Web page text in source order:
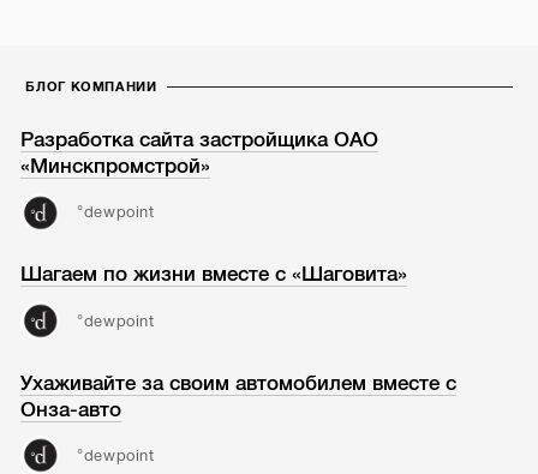
БЛОГ КОМПАНИИ
Разработка сайта застройщика ОАО
«Минскпромстрой»
°dewpoint
Шагаем по жизни вместе с «Шаговита»
°dewpoint
Ухаживайте за своим автомобилем вместе с
Онза-авто
°dewpoint